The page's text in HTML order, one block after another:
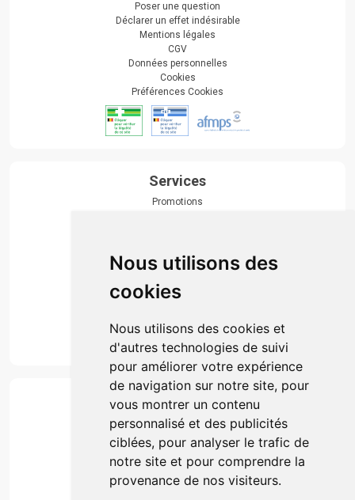
Nous utilisons des
cookies
Nous utilisons des cookies et
d'autres technologies de suivi
pour améliorer votre expérience
de navigation sur notre site, pour
vous montrer un contenu
personnalisé et des publicités
ciblées, pour analyser le trafic de
notre site et pour comprendre la
provenance de nos visiteurs.
Poser une question
Déclarer un effet indésirable
Mentions légales
CGV
Données personnelles
Cookies
Préférences Cookies
Services
Promotions
Actualités & conseils
Événements
Marques
Suivez-nous
Paiement
Simple, rapide et 100% sécurisé
Retrait & Livriason